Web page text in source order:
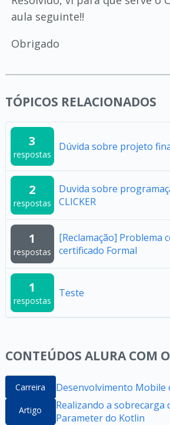
aula seguinte!!
Obrigado
TÓPICOS RELACIONADOS
3
respostas
Dúvida sobre projeto
2
respostas
Duvida sobre
CLICKER
1
respostas
[Reclamação] Problema
certificado Formal
1
respostas
Teste
CONTEÚDOS ALURA COM
Carreira Desenvolvimento Mobile
Artigo
Realizando a sobrecarga
Parameter do Kotlin